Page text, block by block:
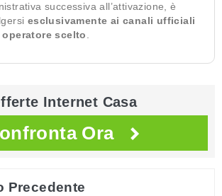
successiva all’attivazione, è
esclusivamente ai canali ufficiali
scelto
Internet Casa
Ora
Precedente